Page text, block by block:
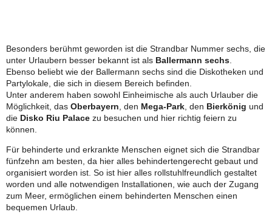
Besonders berühmt geworden ist die Strandbar Nummer sechs, die
unter Urlaubern besser bekannt ist als Ballermann sechs.
Ebenso beliebt wie der Ballermann sechs sind die Diskotheken und
Partylokale, die sich in diesem Bereich befinden.
Unter anderem haben sowohl Einheimische als auch Urlauber die
Möglichkeit, das Oberbayern, den Mega-Park, den Bierkönig und
die Disko Riu Palace zu besuchen und hier richtig feiern zu
können.
Für behinderte und erkrankte Menschen eignet sich die Strandbar
fünfzehn am besten, da hier alles behindertengerecht gebaut und
organisiert worden ist. So ist hier alles rollstuhlfreundlich gestaltet
worden und alle notwendigen Installationen, wie auch der Zugang
zum Meer, ermöglichen einem behinderten Menschen einen
bequemen Urlaub.